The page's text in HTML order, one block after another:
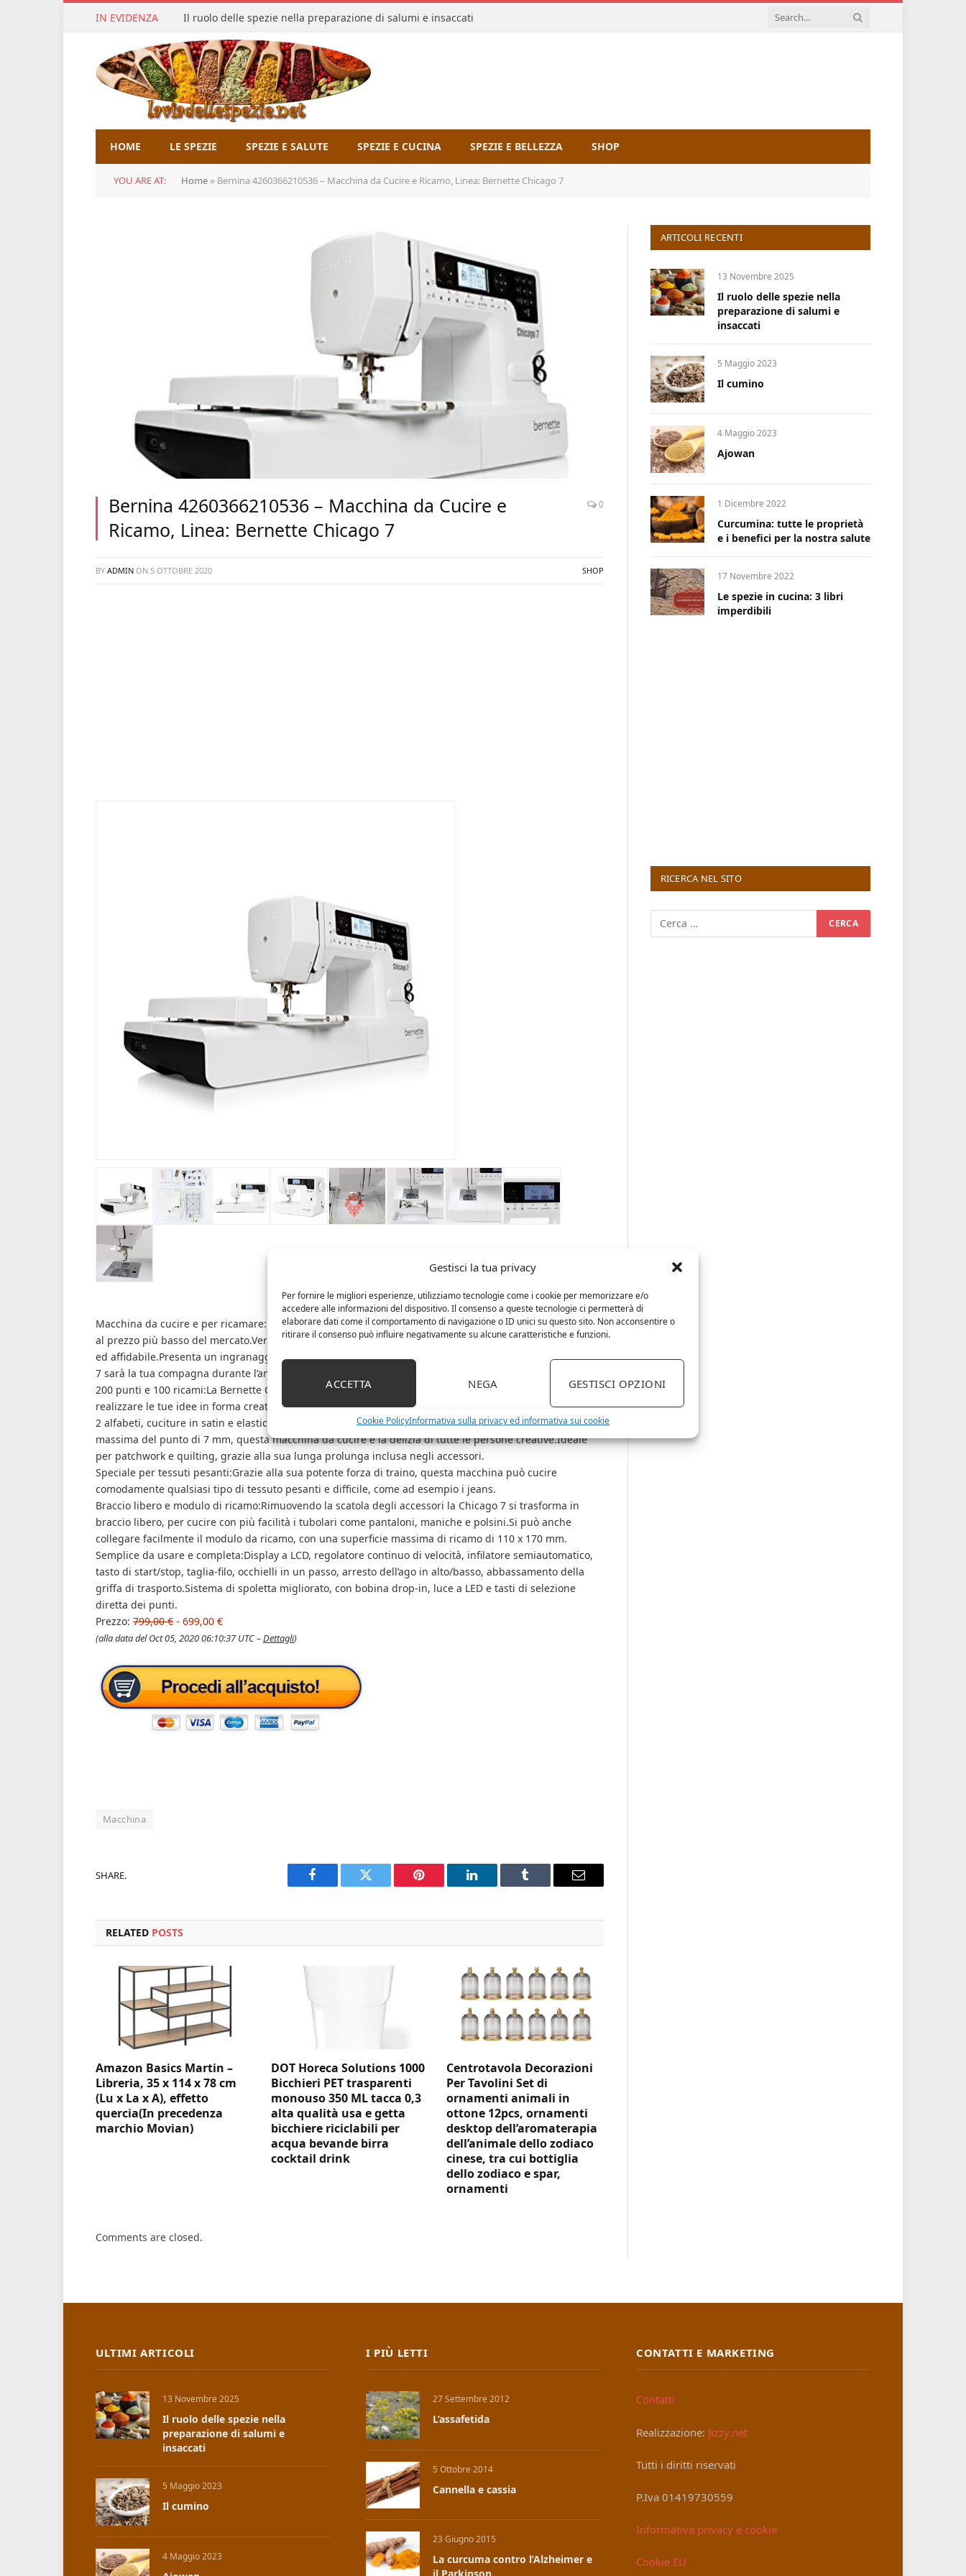
Gestisci la tua privacy
Per fornire le migliori esperienze, utilizziamo tecnologie come i cookie per memorizzare e/o
accedere alle informazioni del dispositivo. Il consenso a queste tecnologie ci permetterà di
elaborare dati come il comportamento di navigazione o ID unici su questo sito. Non acconsentire o
ritirare il consenso può influire negativamente su alcune caratteristiche e funzioni.
ACCETTA NEGA GESTISCI OPZIONI
Cookie PolicyInformativa sulla privacy ed informativa sui cookie
IN EVIDENZA Il ruolo delle spezie nella preparazione di salumi e insaccati
HOME LE SPEZIE SPEZIE E SALUTE SPEZIE E CUCINA SPEZIE E BELLEZZA SHOP
YOU ARE AT: Home » Bernina 4260366210536 – Macchina da Cucire e Ricamo, Linea: Bernette Chicago 7
Bernina 4260366210536 – Macchina da Cucire e
Ricamo, Linea: Bernette Chicago 7
0
BY ADMIN ON 5 OTTOBRE 2020 SHOP
Macchina da cucire e per ricamare:Bernette Chicago 7 è una macchina da cucire e ricamo di alta qualità,
al prezzo più basso del mercato.Versatile, facile da usare, compatta e pratica.Qualità svizzera, robusta
ed affidabile.Presenta un ingranaggio interno in metallo, molto robusto e di elevata qualità.Chicago
7 sarà la tua compagna durante l’anno in tutti i tuoi lavori di cucito, per sprigionare la tua creatività.
200 punti e 100 ricami:La Bernette Chicago 7 offre una grande selezione di punti e molte possibilità per
realizzare le tue idee in forma creativa ed unica.Più di 150 punti decorativi, 20 punti per imbottitura,
2 alfabeti, cuciture in satin e elasticizzate, così come 100 motivi di ricamo integrati, con una larghezza
massima del punto di 7 mm, questa macchina da cucire è la delizia di tutte le persone creative.Ideale
per patchwork e quilting, grazie alla sua lunga prolunga inclusa negli accessori.
Speciale per tessuti pesanti:Grazie alla sua potente forza di traino, questa macchina può cucire
comodamente qualsiasi tipo di tessuto pesanti e difficile, come ad esempio i jeans.
Braccio libero e modulo di ricamo:Rimuovendo la scatola degli accessori la Chicago 7 si trasforma in
braccio libero, per cucire con più facilità i tubolari come pantaloni, maniche e polsini.Si può anche
collegare facilmente il modulo da ricamo, con una superficie massima di ricamo di 110 x 170 mm.
Semplice da usare e completa:Display a LCD, regolatore continuo di velocità, infilatore semiautomatico,
tasto di start/stop, taglia-filo, occhielli in un passo, arresto dell’ago in alto/basso, abbassamento della
griffa di trasporto.Sistema di spoletta migliorato, con bobina drop-in, luce a LED e tasti di selezione
diretta dei punti.
Prezzo: 799,00 € - 699,00 €
(alla data del Oct 05, 2020 06:10:37 UTC –Dettagli)
Macchina
SHARE.
Facebook Twitter Pinterest LinkedIn Tumblr Email
RELATED POSTS
Amazon Basics Martin –
Libreria, 35 x 114 x 78 cm
(Lu x La x A), effetto
quercia(In precedenza
marchio Movian)
DOT Horeca Solutions 1000
Bicchieri PET trasparenti
monouso 350 ML tacca 0,3
alta qualità usa e getta
bicchiere riciclabili per
acqua bevande birra
cocktail drink
Centrotavola Decorazioni
Per Tavolini Set di
ornamenti animali in
ottone 12pcs, ornamenti
desktop dell’aromaterapia
dell’animale dello zodiaco
cinese, tra cui bottiglia
dello zodiaco e spar,
ornamenti
Comments are closed.
ARTICOLI RECENTI
13 Novembre 2025
Il ruolo delle spezie nella
preparazione di salumi e
insaccati
5 Maggio 2023
Il cumino
4 Maggio 2023
Ajowan
1 Dicembre 2022
Curcumina: tutte le proprietà
e i benefici per la nostra salute
17 Novembre 2022
Le spezie in cucina: 3 libri
imperdibili
RICERCA NEL SITO
ULTIMI ARTICOLI
13 Novembre 2025
Il ruolo delle spezie nella
preparazione di salumi e
insaccati
5 Maggio 2023
Il cumino
4 Maggio 2023
I PIÙ LETTI
27 Settembre 2012
L’assafetida
5 Ottobre 2014
Cannella e cassia
23 Giugno 2015
La curcuma contro l’Alzheimer e
CONTATTI E MARKETING
Contatti
Realizzazione: Jizzy.net
Tutti i diritti riservati
P.Iva 01419730559
Informativa privacy e cookie
Cookie EU